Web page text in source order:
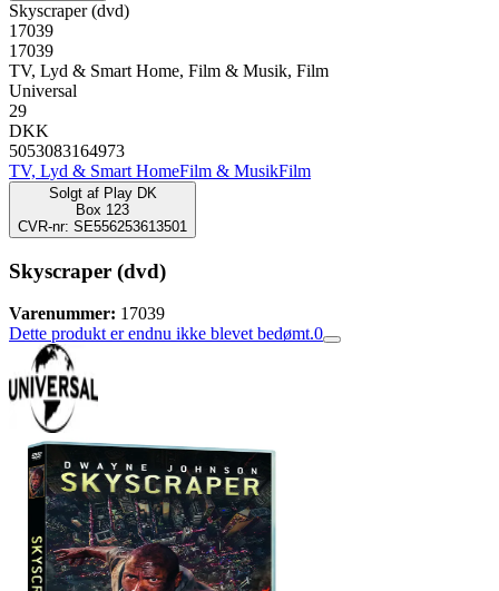
Skyscraper (dvd)
17039
17039
TV, Lyd & Smart Home, Film & Musik, Film
Universal
29
DKK
5053083164973
TV, Lyd & Smart HomeFilm & MusikFilm
Solgt af Play DK
Box 123
CVR-nr: SE556253613501
Skyscraper (dvd)
Varenummer: 17039
Dette produkt er endnu ikke blevet bedømt.0